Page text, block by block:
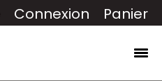
Connexion Panier